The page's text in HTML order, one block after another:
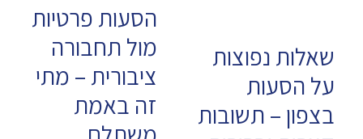
שאלות נפוצות
על הסעות
בצפון – תשובות
הסעות פרטיות
מול תחבורה
ציבורית – מתי
זה באמת